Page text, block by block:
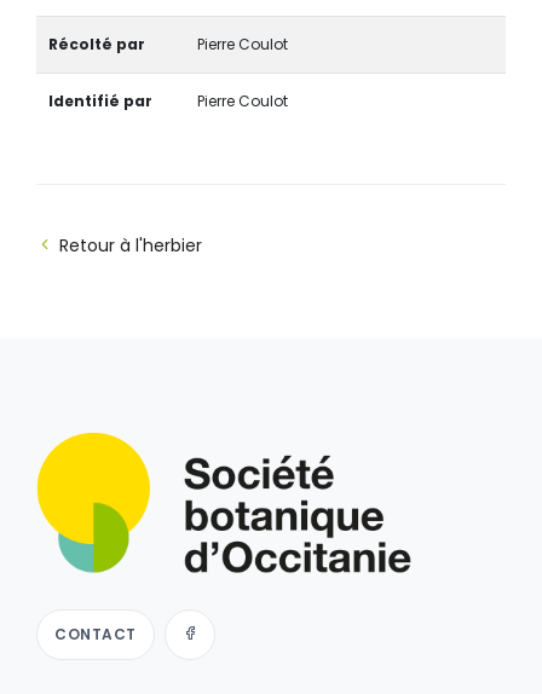
Récolté par Pierre Coulot
Identifié par Pierre Coulot
Retour à l'herbier
CONTACT